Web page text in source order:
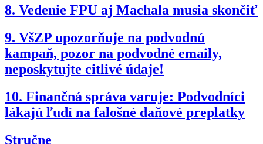
8. Vedenie FPU aj Machala musia skončiť
9. VšZP upozorňuje na podvodnú
kampaň, pozor na podvodné emaily,
neposkytujte citlivé údaje!
10. Finančná správa varuje: Podvodníci
lákajú ľudí na falošné daňové preplatky
Stručne